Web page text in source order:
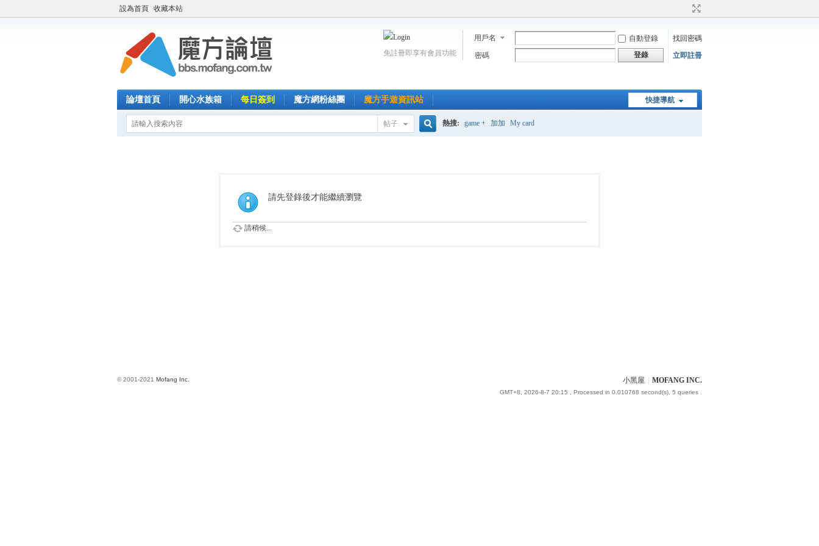
設為首頁 收藏本站
用戶名 自動登錄
找回密碼
密碼
登錄 立即註冊
免註冊即享有會員功能
快捷導航
論壇首頁 開心水族箱 每日簽到 魔方網粉絲團 魔方手遊資訊站
帖子 熱搜: game + 加加 My card
請先登錄後才能繼續瀏覽
請稍候...
小黑屋 MOFANG INC.
GMT+8, 2026-8-7 20:15 , Processed in 0.010768 second(s), 5 queries .
© 2001-2021 Mofang Inc.